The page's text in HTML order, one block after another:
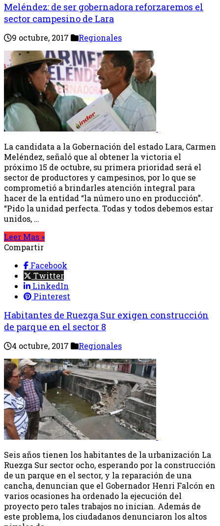
Meléndez: de ser gobernadora reforzaremos el
sector campesino de Lara
9 octubre, 2017 Regionales
La candidata a la Gobernación del estado Lara, Carmen
Meléndez, señaló que al obtener la victoria el
próximo 15 de octubre, su primera prioridad será el
sector de productores y campesinos, por lo que se
comprometió a brindarles atención integral para
hacer de la entidad “la número uno en producción”.
“Pido la unidad perfecta. Todas y todos debemos estar
unidos, …
Leer Mas »
Compartir
Facebook
Twitter
LinkedIn
Pinterest
Habitantes de Ruezga Sur exigen construcción
de parque en el sector 8
4 octubre, 2017 Regionales
Seis años tienen los habitantes de la urbanización La
Ruezga Sur sector ocho, esperando por la construcción
de un parque en el sector, y la reparación de una
cancha, denuncian que el Gobernador Henri Falcón en
varios ocasiones ha ordenado la ejecución del
proyecto pero tales trabajos no inician. Además de
este problema, los ciudadanos denunciaron los altos